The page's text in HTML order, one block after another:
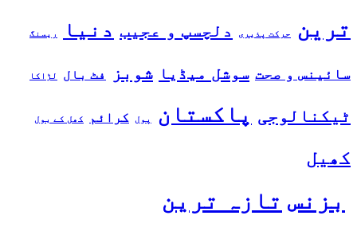
ترین
حرکت پذیری دلچسپ و عجیب دنیا ریسنگ
سائینس و صحت سوشل میڈیا شوبز فٹ بال لڑاکا
ٹیکنالوجی پاکستان پول کرائم کھل کے بول
کھیل
بزنس تازہ ترین